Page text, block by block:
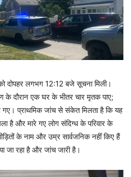
दोपहर लगभग 12:12 बजे सूचना मिली।
के दौरान एक घर के भीतर चार मृतक पाए;
प्राथमिक जांच से संकेत मिलता है कि यह
है और मारे गए लोग संदिग्ध के परिवार के
के नाम और उम्र सार्वजनिक नहीं किए हैं
जा रहा है और जांच जारी है।